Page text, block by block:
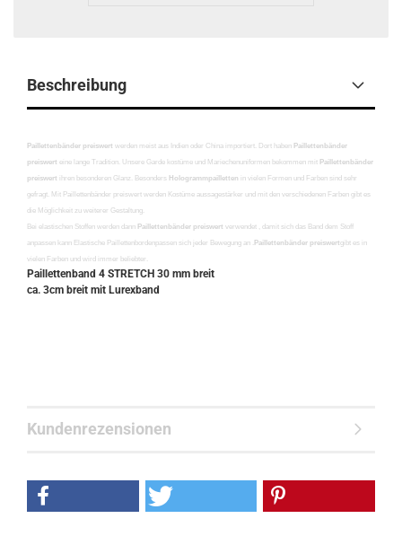
Beschreibung
Paillettenbänder preiswert werden meist aus Indien oder China importiert. Dort haben Paillettenbänder
preiswert eine lange Tradition. Unsere Garde kostüme und Mariechenuniformen bekommen mit Paillettenbänder
preiswert
ihren besonderen Glanz. Besonders Hologrammpailletten
in vielen Formen und Farben sind sehr
gefragt. Mit Paillettenbänder preiswert werden Kostüme aussagestärker und mit den verschiedenen Farben gibt es
die Möglichkeit zu weiterer Gestaltung.
Bei elastischen Stoffen werden dann Paillettenbänder preiswert verwendet , damit sich das Band dem Stoff
anpassen kann Elastische Paillettenbordenpassen sich jeder Bewegung an .
Paillettenbänder preiswertgibt es in
vielen Farben und wird immer beliebter.
Paillettenband 4 STRETCH 30 mm breit
ca. 3cm breit mit Lurexband
Kundenrezensionen